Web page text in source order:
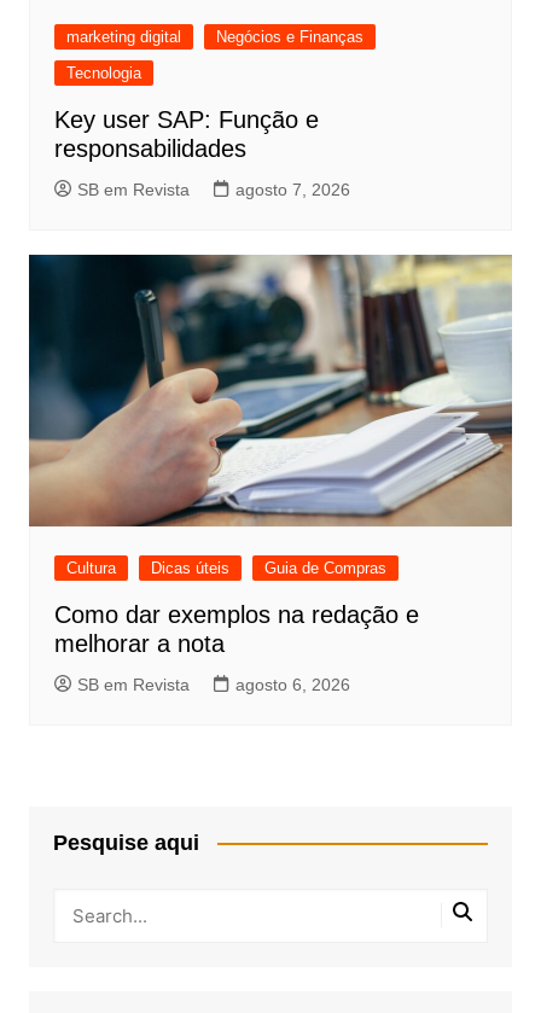
marketing digital
Negócios e Finanças
Tecnologia
Key user SAP: Função e
responsabilidades
SB em Revista agosto 7, 2026
Cultura Dicas úteis Guia de Compras
Como dar exemplos na redação e
melhorar a nota
SB em Revista agosto 6, 2026
Pesquise aqui